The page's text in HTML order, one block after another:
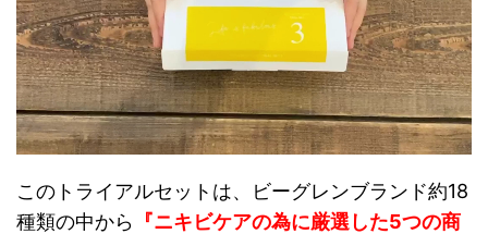
このトライアルセットは、ビーグレンブランド約18
種類の中から 『ニキビケアの為に厳選した5つの商